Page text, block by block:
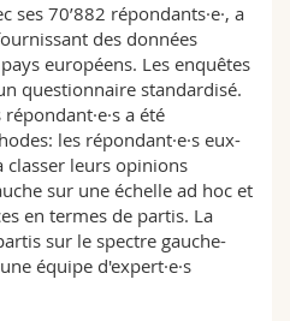
ses 70’882 répondants·e·, a
des données
européens. Les enquêtes
questionnaire standardisé.
a été
les répondant·e·s eux-
classer leurs opinions
sur une échelle ad hoc et
en termes de partis. La
sur le spectre gauche-
équipe d'expert·e·s